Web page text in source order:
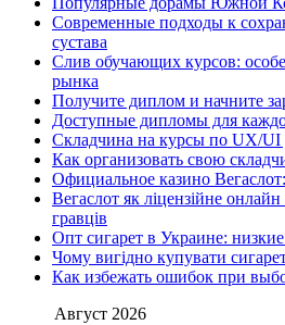
Современные подходы к
сустава
Слив обучающих курсов:
рынка
Получите диплом и начните
Доступные дипломы для
Складчина на курсы по UX/UI
Как организовать свою
Официальное казино
Вегаслот як ліцензійне
гравців
Опт сигарет в Украине:
Чому вигідно купувати
Как избежать ошибок при
Август 2026